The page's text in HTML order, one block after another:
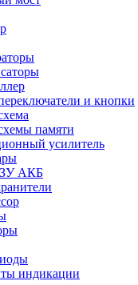
и кнопки
памяти
усилитель
АКБ
индикации